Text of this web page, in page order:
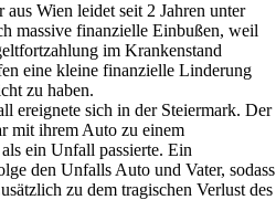
Wien leidet seit 2 Jahren unter
massive finanzielle Einbußen, weil
im Krankenstand
eine kleine finanzielle Linderung
zu haben.
ereignete sich in der Steiermark. Der
mit ihrem Auto zu einem
ein Unfall passierte. Ein
den Unfalls Auto und Vater, sodass
zu dem tragischen Verlust des